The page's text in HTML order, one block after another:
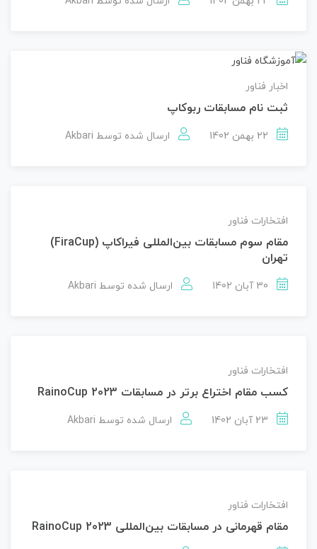
اخبار فناور
ثبت نام مسابقات ربوکاپ
22 بهمن 1402 ارسال شده توسط Akbari
افتخارات فناور
مقام سوم مسابقات بین‌المللی فیراکاپ (FiraCup)
تهران
30 آبان 1402 ارسال شده توسط Akbari
افتخارات فناور
کسب مقام اختراع برتر در مسابقات RainoCup 2023
23 آبان 1402 ارسال شده توسط Akbari
افتخارات فناور
مقام قهرمانی در مسابقات بین‌المللی RainoCup 2023